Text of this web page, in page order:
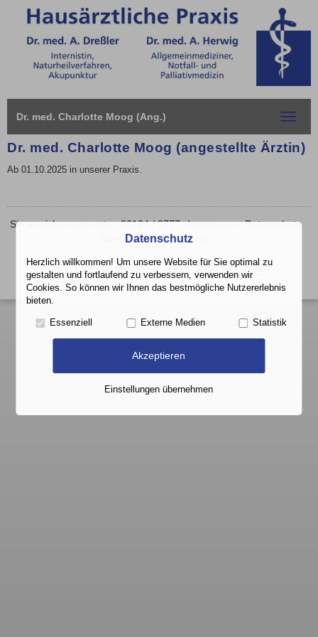
Dr. med. Charlotte Moog (Ang.)
Toggle
Dr. med. Charlotte Moog (angestellte Ärztin)
Ab 01.10.2025 in unserer Praxis.
Sie erreichen uns unter: 06124 / 3777 Impressum
Datenschutz
Barrierefreiheit
Sitemap
Diese
Seite
als
PDF
drucken
RSS-
Feed
Auf
Xing
mitteilen
Auf
Facebook
teilen
Auf
Twitter
teilen
Auf
LinkedIn
teilen
Per
Mail
empfehlen
vCard
speichern
teilen
Datenschutz
Herzlich willkommen! Um unsere Website für Sie optimal zu
gestalten und fortlaufend zu verbessern, verwenden wir
Cookies. So können wir Ihnen das bestmögliche Nutzererlebnis
bieten.
Essenziell Externe Medien Statistik
Akzeptieren
Einstellungen übernehmen